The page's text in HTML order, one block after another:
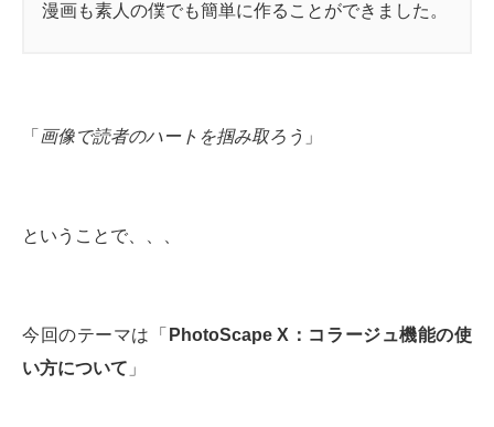
漫画も素人の僕でも簡単に作ることができました。
「 画像で読者のハートを掴み取ろう 」
ということで、、、
今回のテーマは「 PhotoScape X：コラージュ機能の使
い方について 」